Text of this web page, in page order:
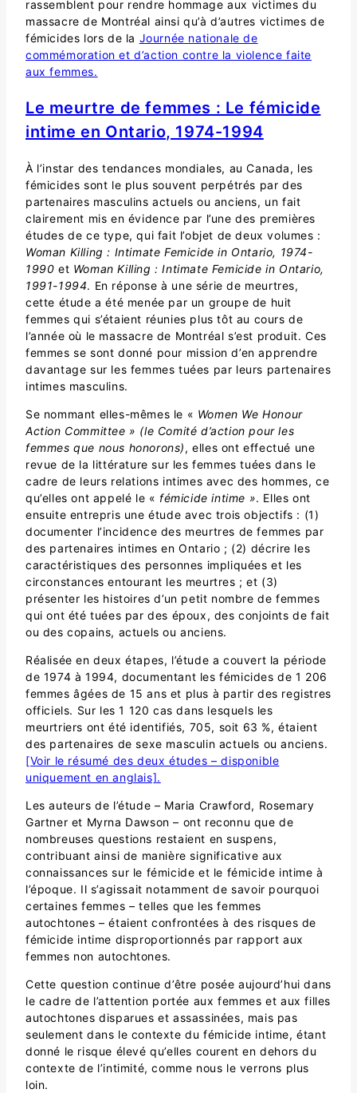
rassemblent pour rendre hommage aux victimes du
massacre de Montréal ainsi qu’à d’autres victimes de
fémicides lors de la Journée nationale de
commémoration et d’action contre la violence faite
aux femmes.
Le meurtre de femmes : Le fémicide
intime en Ontario, 1974-1994
À l’instar des tendances mondiales, au Canada, les
fémicides sont le plus souvent perpétrés par des
partenaires masculins actuels ou anciens, un fait
clairement mis en évidence par l’une des premières
études de ce type, qui fait l’objet de deux volumes :
Woman Killing : Intimate Femicide in Ontario, 1974-
1990 et Woman Killing : Intimate Femicide in Ontario,
1991-1994. En réponse à une série de meurtres,
cette étude a été menée par un groupe de huit
femmes qui s’étaient réunies plus tôt au cours de
l’année où le massacre de Montréal s’est produit. Ces
femmes se sont donné pour mission d’en apprendre
davantage sur les femmes tuées par leurs partenaires
intimes masculins.
Se nommant elles-mêmes le « Women We Honour
Action Committee » (le Comité d’action pour les
femmes que nous honorons), elles ont effectué une
revue de la littérature sur les femmes tuées dans le
cadre de leurs relations intimes avec des hommes, ce
qu’elles ont appelé le « fémicide intime ». Elles ont
ensuite entrepris une étude avec trois objectifs : (1)
documenter l’incidence des meurtres de femmes par
des partenaires intimes en Ontario ; (2) décrire les
caractéristiques des personnes impliquées et les
circonstances entourant les meurtres ; et (3)
présenter les histoires d’un petit nombre de femmes
qui ont été tuées par des époux, des conjoints de fait
ou des copains, actuels ou anciens.
Réalisée en deux étapes, l’étude a couvert la période
de 1974 à 1994, documentant les fémicides de 1 206
femmes âgées de 15 ans et plus à partir des registres
officiels. Sur les 1 120 cas dans lesquels les
meurtriers ont été identifiés, 705, soit 63 %, étaient
des partenaires de sexe masculin actuels ou anciens.
[Voir le résumé des deux études – disponible
uniquement en anglais].
Les auteurs de l’étude – Maria Crawford, Rosemary
Gartner et Myrna Dawson – ont reconnu que de
nombreuses questions restaient en suspens,
contribuant ainsi de manière significative aux
connaissances sur le fémicide et le fémicide intime à
l’époque. Il s’agissait notamment de savoir pourquoi
certaines femmes – telles que les femmes
autochtones – étaient confrontées à des risques de
fémicide intime disproportionnés par rapport aux
femmes non autochtones.
Cette question continue d’être posée aujourd’hui dans
le cadre de l’attention portée aux femmes et aux filles
autochtones disparues et assassinées, mais pas
seulement dans le contexte du fémicide intime, étant
donné le risque élevé qu’elles courent en dehors du
contexte de l’intimité, comme nous le verrons plus
loin.